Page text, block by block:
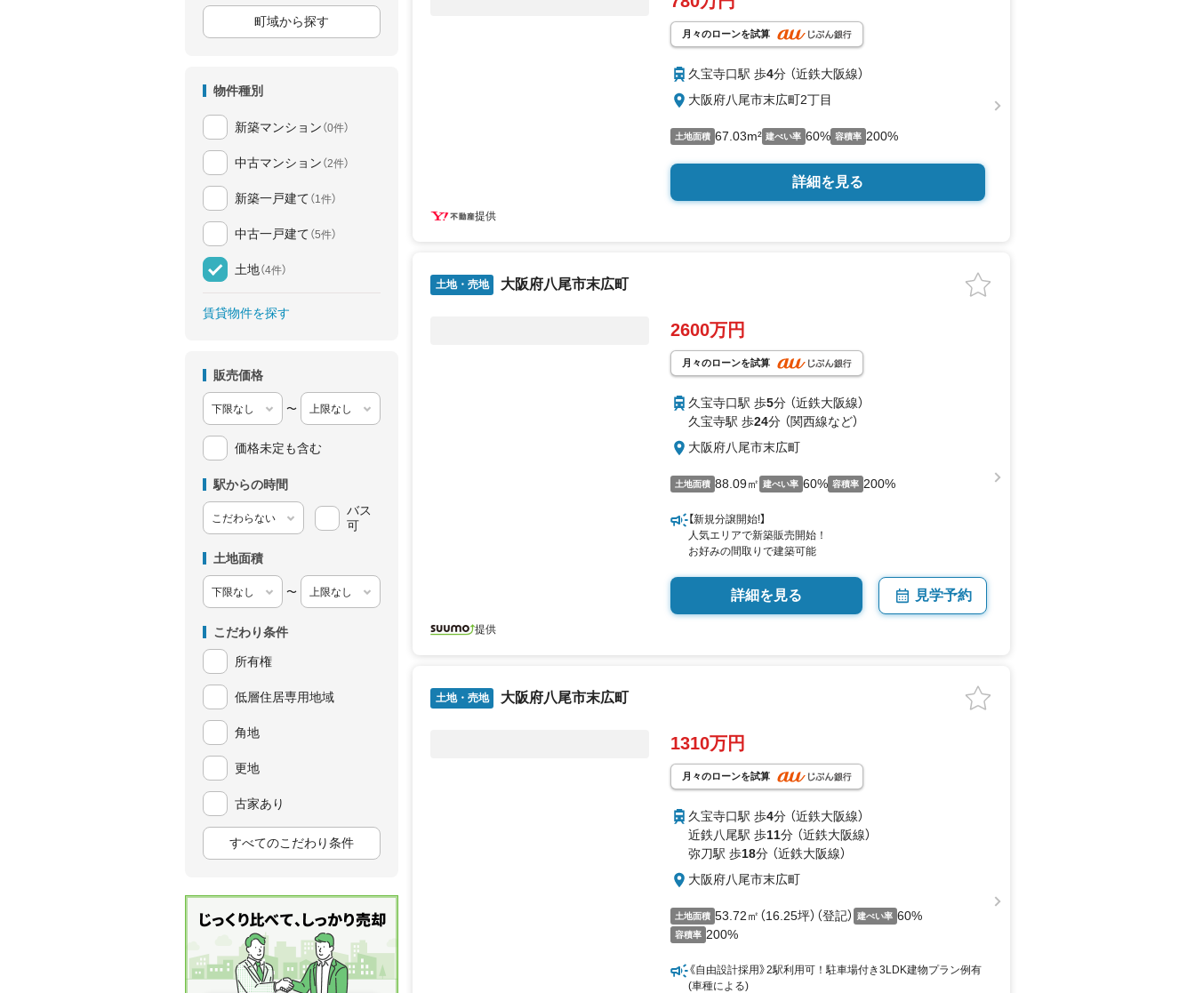
町域から探す
物件種別
新築マンション （0件）
中古マンション （2件）
新築一戸建て （1件）
中古一戸建て （5件）
土地（4件）
賃貸物件を探す
販売価格
〜
価格未定も含む
駅からの時間
バス
可
土地面積
〜
こだわり条件
所有権
低層住居専用地域
角地
更地
古家あり
すべてのこだわり条件
月々のローンを試算
久宝寺口駅 歩4分 （近鉄大阪線）
大阪府八尾市末広町2丁目
土地面積 67.03m² 建ぺい率 60% 容積率 200%
詳細を見る
提供
土地・売地 大阪府八尾市末広町
2600万円
月々のローンを試算
久宝寺口駅 歩5分 （近鉄大阪線）
久宝寺駅 歩24分 （関西線など）
大阪府八尾市末広町
土地面積 88.09㎡ 建ぺい率 60% 容積率 200%
【新規分譲開始!】
人気エリアで新築販売開始！
お好みの間取りで建築可能
詳細を見る 見学予約
提供
土地・売地 大阪府八尾市末広町
1310万円
月々のローンを試算
久宝寺口駅 歩4分 （近鉄大阪線）
近鉄八尾駅 歩11分 （近鉄大阪線）
弥刀駅 歩18分 （近鉄大阪線）
大阪府八尾市末広町
土地面積 53.72㎡（16.25坪）（登記） 建ぺい率 60%
容積率 200%
《自由設計採用》2駅利用可！駐車場付き3LDK建物プラン例有
(車種による)